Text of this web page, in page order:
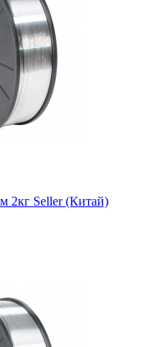
2кг Seller (Китай)